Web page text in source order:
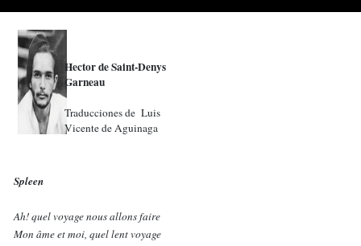
Hector de Saint-Denys
Garneau
Traducciones de Luis
Vicente de Aguinaga
Spleen
Ah! quel voyage nous allons faire
Mon âme et moi, quel lent voyage